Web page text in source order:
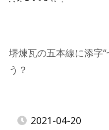
堺煉瓦の五本線に添字
う？
2021-04-20